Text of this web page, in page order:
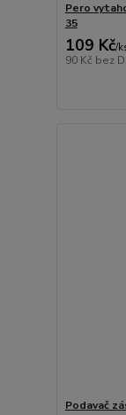
Pero
35
109 Kč/
90 Kč bez
Podavač